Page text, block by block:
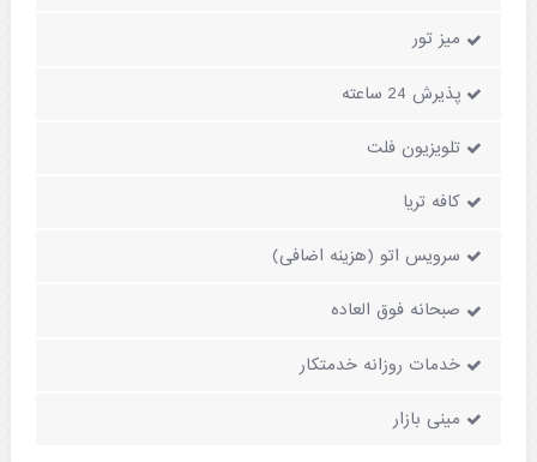
میز تور
پذیرش 24 ساعته
تلویزیون فلت
کافه تریا
سرویس اتو (هزینه اضافی)
صبحانه فوق العاده
خدمات روزانه خدمتکار
مینی بازار